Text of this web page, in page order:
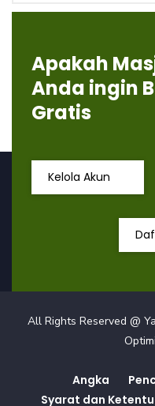
Apakah
Anda ingin
Gratis
Kelola Akun
All Rights Reserved @
Angka
Syarat dan